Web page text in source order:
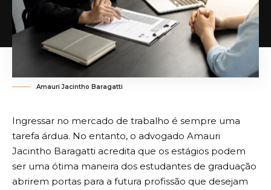
Amauri Jacintho Baragatti
Ingressar no mercado de trabalho é sempre uma
tarefa árdua. No entanto, o advogado Amauri
Jacintho Baragatti acredita que os estágios podem
ser uma ótima maneira dos estudantes de graduação
abrirem portas para a futura profissão que desejam